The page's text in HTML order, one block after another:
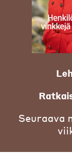
Seuraava